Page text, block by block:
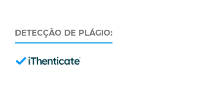
DETECÇÃO DE PLÁGIO: